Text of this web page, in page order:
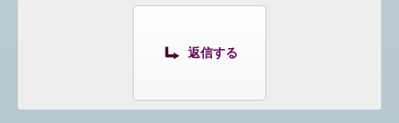
返信する